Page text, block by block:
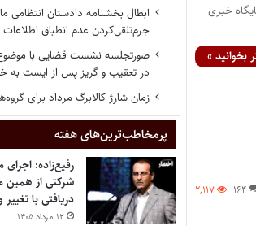
پایگاه خبری
بخوانید »
۱۶۴ ۲,۱۱۷
ابطال بخشنامه دادستان انتظامی
جرم‌تلقی‌کردن عدم انطباق
صورتجلسه نشست قضایی با
در تعقیب و گریز پس از ایست به
زمان شارژ کالابرگ مرداد برای
پر‌مخاطب‌ترین‌های هفته
رفیع‌زاده:
شرکتی از همین
دریافتی با
۱۲ مرداد ۱۴۰۵